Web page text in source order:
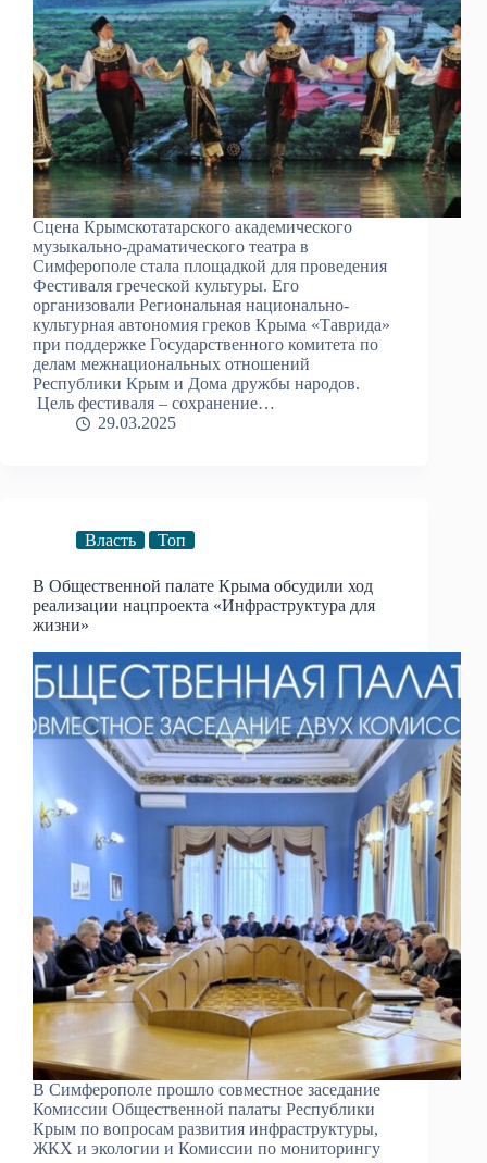
Сцена Крымскотатарского академического
музыкально-драматического театра в
Симферополе стала площадкой для проведения
Фестиваля греческой культуры. Его
организовали Региональная национально-
культурная автономия греков Крыма «Таврида»
при поддержке Государственного комитета по
делам межнациональных отношений
Республики Крым и Дома дружбы народов.
Цель фестиваля – сохранение…
29.03.2025
Власть Топ
В Общественной палате Крыма обсудили ход
реализации нацпроекта «Инфраструктура для
жизни»
В Симферополе прошло совместное заседание
Комиссии Общественной палаты Республики
Крым по вопросам развития инфраструктуры,
ЖКХ и экологии и Комиссии по мониторингу